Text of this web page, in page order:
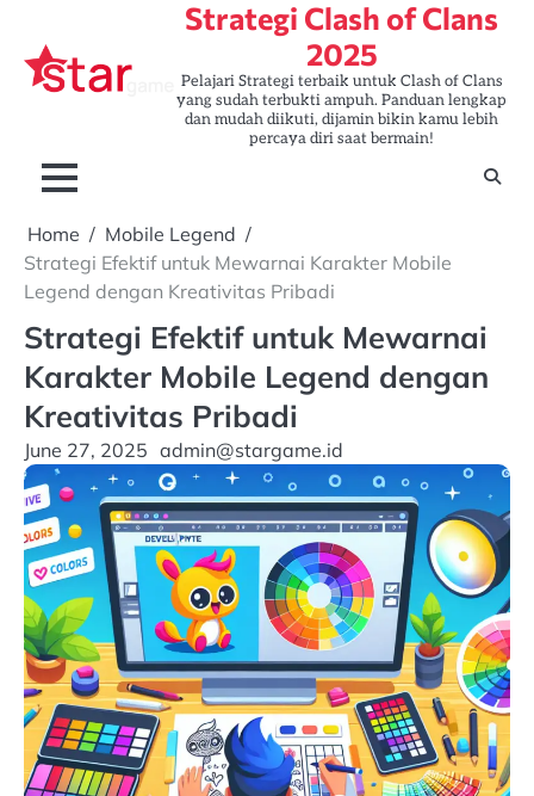
content
Strategi Clash of Clans
2025
Pelajari Strategi terbaik untuk Clash of Clans
yang sudah terbukti ampuh. Panduan lengkap
dan mudah diikuti, dijamin bikin kamu lebih
percaya diri saat bermain!
Home
Mobile Legend
Strategi Efektif untuk Mewarnai Karakter Mobile
Legend dengan Kreativitas Pribadi
Strategi Efektif untuk Mewarnai
Karakter Mobile Legend dengan
Kreativitas Pribadi
June 27, 2025 admin@stargame.id